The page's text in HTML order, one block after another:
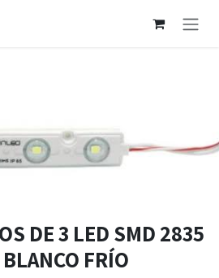
DE 3 LED SMD 2835
FRÍO